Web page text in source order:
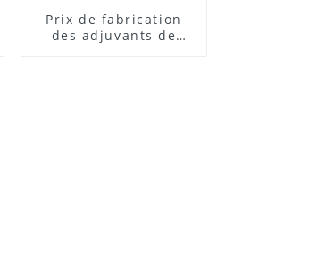
Prix ​​de fabrication
des adjuvants de